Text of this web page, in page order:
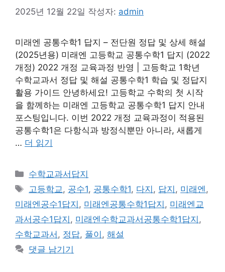
2025년 12월 22일 작성자: admin
미래엔 공통수학1 답지 – 전단원 정답 및 상세 해설
(2025년용) 미래엔 고등학교 공통수학1 답지 (2022
개정) 2022 개정 교육과정 반영 | 고등학교 1학년
수학교과서 정답 및 해설 공통수학1 학습 및 정답지
활용 가이드 안녕하세요! 고등학교 수학의 첫 시작
을 함께하는 미래엔 고등학교 공통수학1 답지 안내
포스팅입니다. 이번 2022 개정 교육과정이 적용된
공통수학1은 다항식과 방정식뿐만 아니라, 새롭게
… 더 읽기
카
테
리
수학교과서답지
태
그
고등학교 , 공수1, 공통수학1, 다지 , 답지 , 미래엔 ,
미래엔공수1답지 , 미래엔공통수학1답지 , 미래엔교
과서공수1답지 , 미래엔수학교과서공통수학1답지 ,
수학교과서 , 정답, 풀이 , 해설
댓글 남기기